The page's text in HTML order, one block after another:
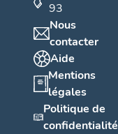
93
Nous
contacter
Aide
Mentions
légales
Politique de
confidentialité